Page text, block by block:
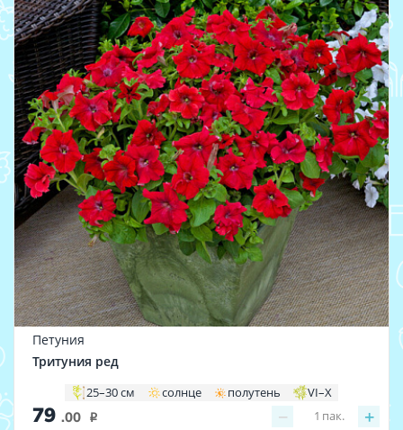
Петуния
Тритуния ред
25–30 см солнце полутень VI–X
79 .00 i − +
1 пак.